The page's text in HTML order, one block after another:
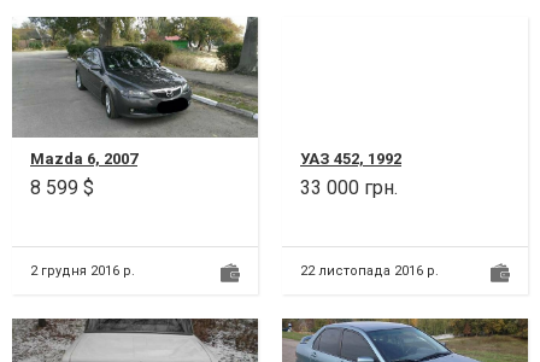
Mazda 6, 2007
8 599 $
2 грудня 2016 р.
УАЗ 452, 1992
33 000 грн.
22 листопада 2016 р.